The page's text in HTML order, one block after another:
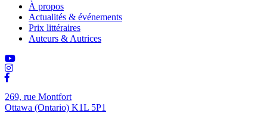
À propos
Actualités & événements
Prix littéraires
Auteurs & Autrices
269, rue Montfort
Ottawa (Ontario) K1L 5P1